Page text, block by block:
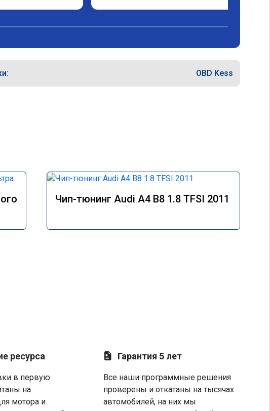
OBD Kess
Чип-тюнинг Audi A4 B8 1.8 TFSI 2011
ресурса
в первую
на
мотора и
Гарантия 5 лет
Все наши программные решения
проверены и откатаны на тысячах
автомобилей, на них мы